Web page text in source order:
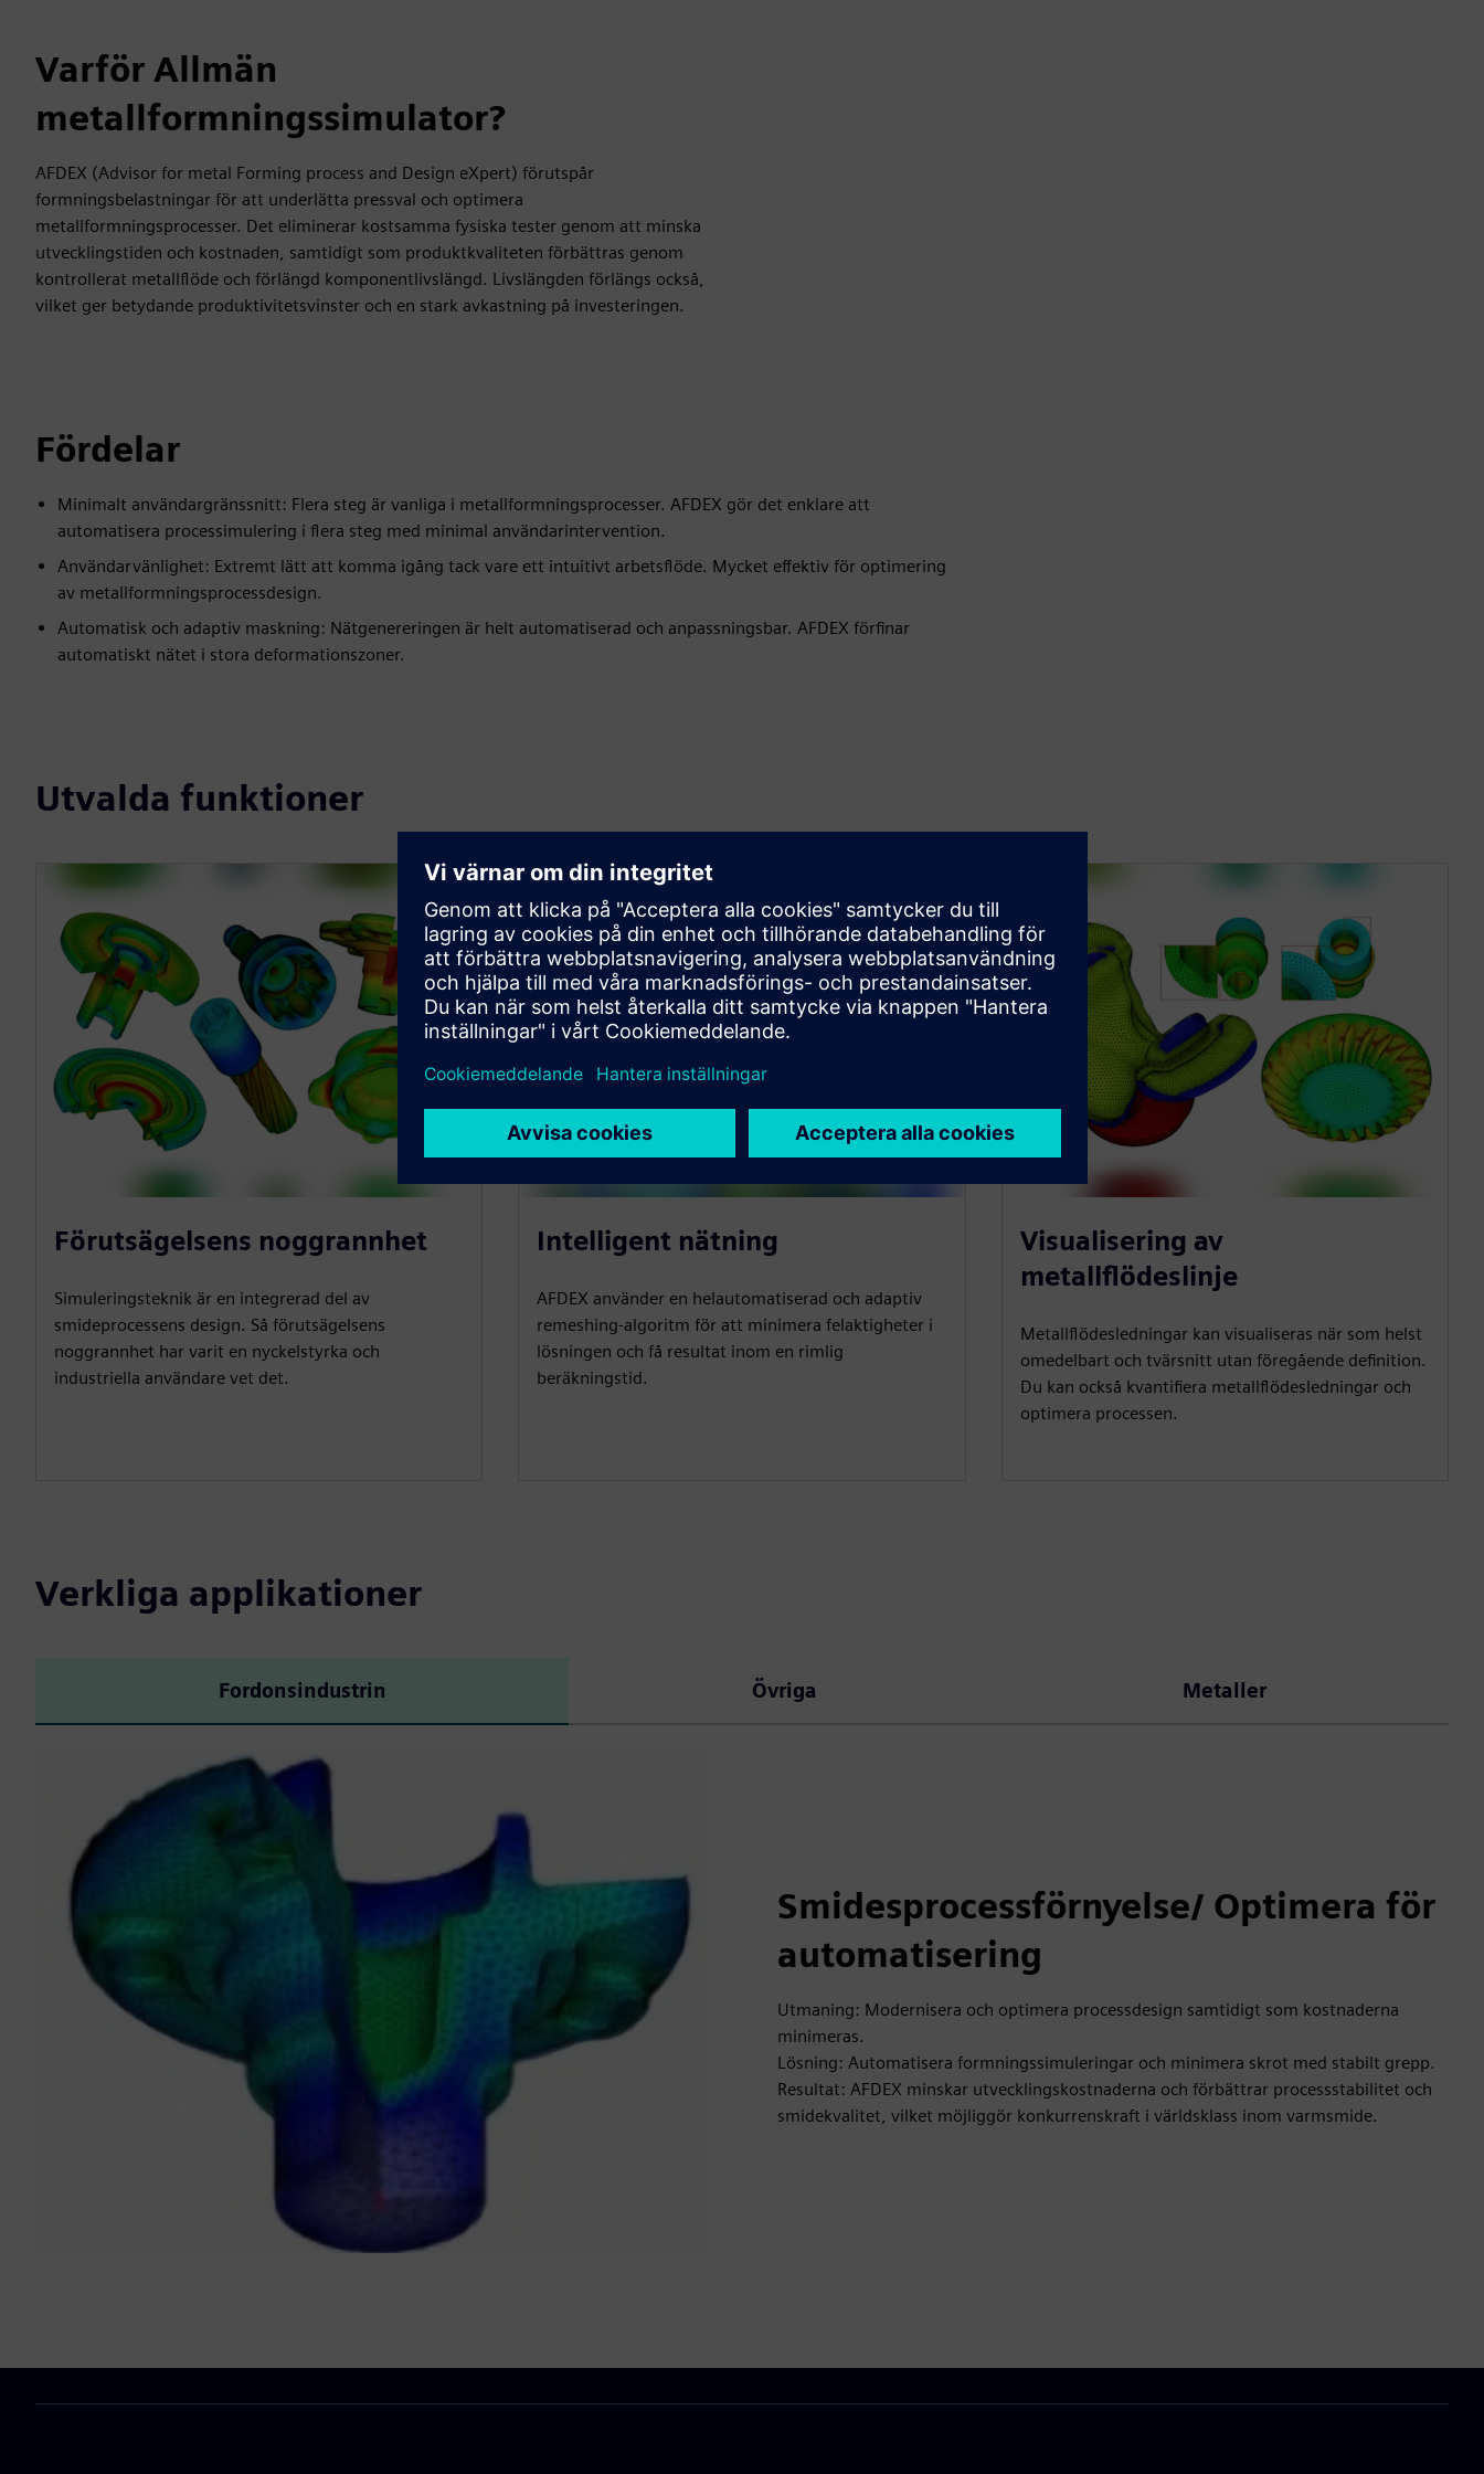
Varför Allmän
metallformningssimulator?
AFDEX (Advisor for metal Forming process and Design eXpert) förutspår
formningsbelastningar för att underlätta pressval och optimera
metallformningsprocesser. Det eliminerar kostsamma fysiska tester genom att minska
utvecklingstiden och kostnaden, samtidigt som produktkvaliteten förbättras genom
kontrollerat metallflöde och förlängd komponentlivslängd. Livslängden förlängs också,
vilket ger betydande produktivitetsvinster och en stark avkastning på investeringen.
Fördelar
Minimalt användargränssnitt: Flera steg är vanliga i metallformningsprocesser. AFDEX gör det enklare att
automatisera processimulering i flera steg med minimal användarintervention.
Användarvänlighet: Extremt lätt att komma igång tack vare ett intuitivt arbetsflöde. Mycket effektiv för optimering
av metallformningsprocessdesign.
Automatisk och adaptiv maskning: Nätgenereringen är helt automatiserad och anpassningsbar. AFDEX förfinar
automatiskt nätet i stora deformationszoner.
Utvalda funktioner
Förutsägelsens noggrannhet
Simuleringsteknik är en integrerad del av
smideprocessens design. Så förutsägelsens
noggrannhet har varit en nyckelstyrka och
industriella användare vet det.
Intelligent nätning
AFDEX använder en helautomatiserad och adaptiv
remeshing-algoritm för att minimera felaktigheter i
lösningen och få resultat inom en rimlig
beräkningstid.
Visualisering av
metallflödeslinje
Metallflödesledningar kan visualiseras när som helst
omedelbart och tvärsnitt utan föregående definition.
Du kan också kvantifiera metallflödesledningar och
optimera processen.
Verkliga applikationer
Fordonsindustrin Övriga Metaller
Smidesprocessförnyelse/ Optimera för
automatisering
Utmaning: Modernisera och optimera processdesign samtidigt som kostnaderna
minimeras.
Lösning: Automatisera formningssimuleringar och minimera skrot med stabilt grepp.
Resultat: AFDEX minskar utvecklingskostnaderna och förbättrar processstabilitet och
smidekvalitet, vilket möjliggör konkurrenskraft i världsklass inom varmsmide.